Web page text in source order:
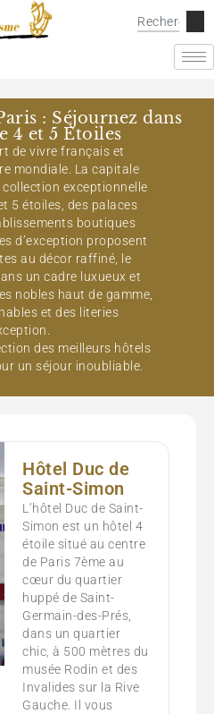
: Séjournez dans
4 et 5 Étoiles
de vivre français et
mondiale. La capitale
exceptionnelle
5 étoiles, des palaces
boutiques
d’exception proposent
au décor raffiné, le
un cadre luxueux et
nobles haut de gamme,
et des literies
des meilleurs hôtels
un séjour inoubliable.
Hôtel Duc de
Saint-Simon
L’hôtel Duc de Saint-
Simon est un hôtel 4
étoile situé au centre
de Paris 7ème au
cœur du quartier
huppé de Saint-
Germain-des-Prés,
dans un quartier
chic, à 500 mètres du
musée Rodin et des
Invalides sur la Rive
Gauche. Il vous